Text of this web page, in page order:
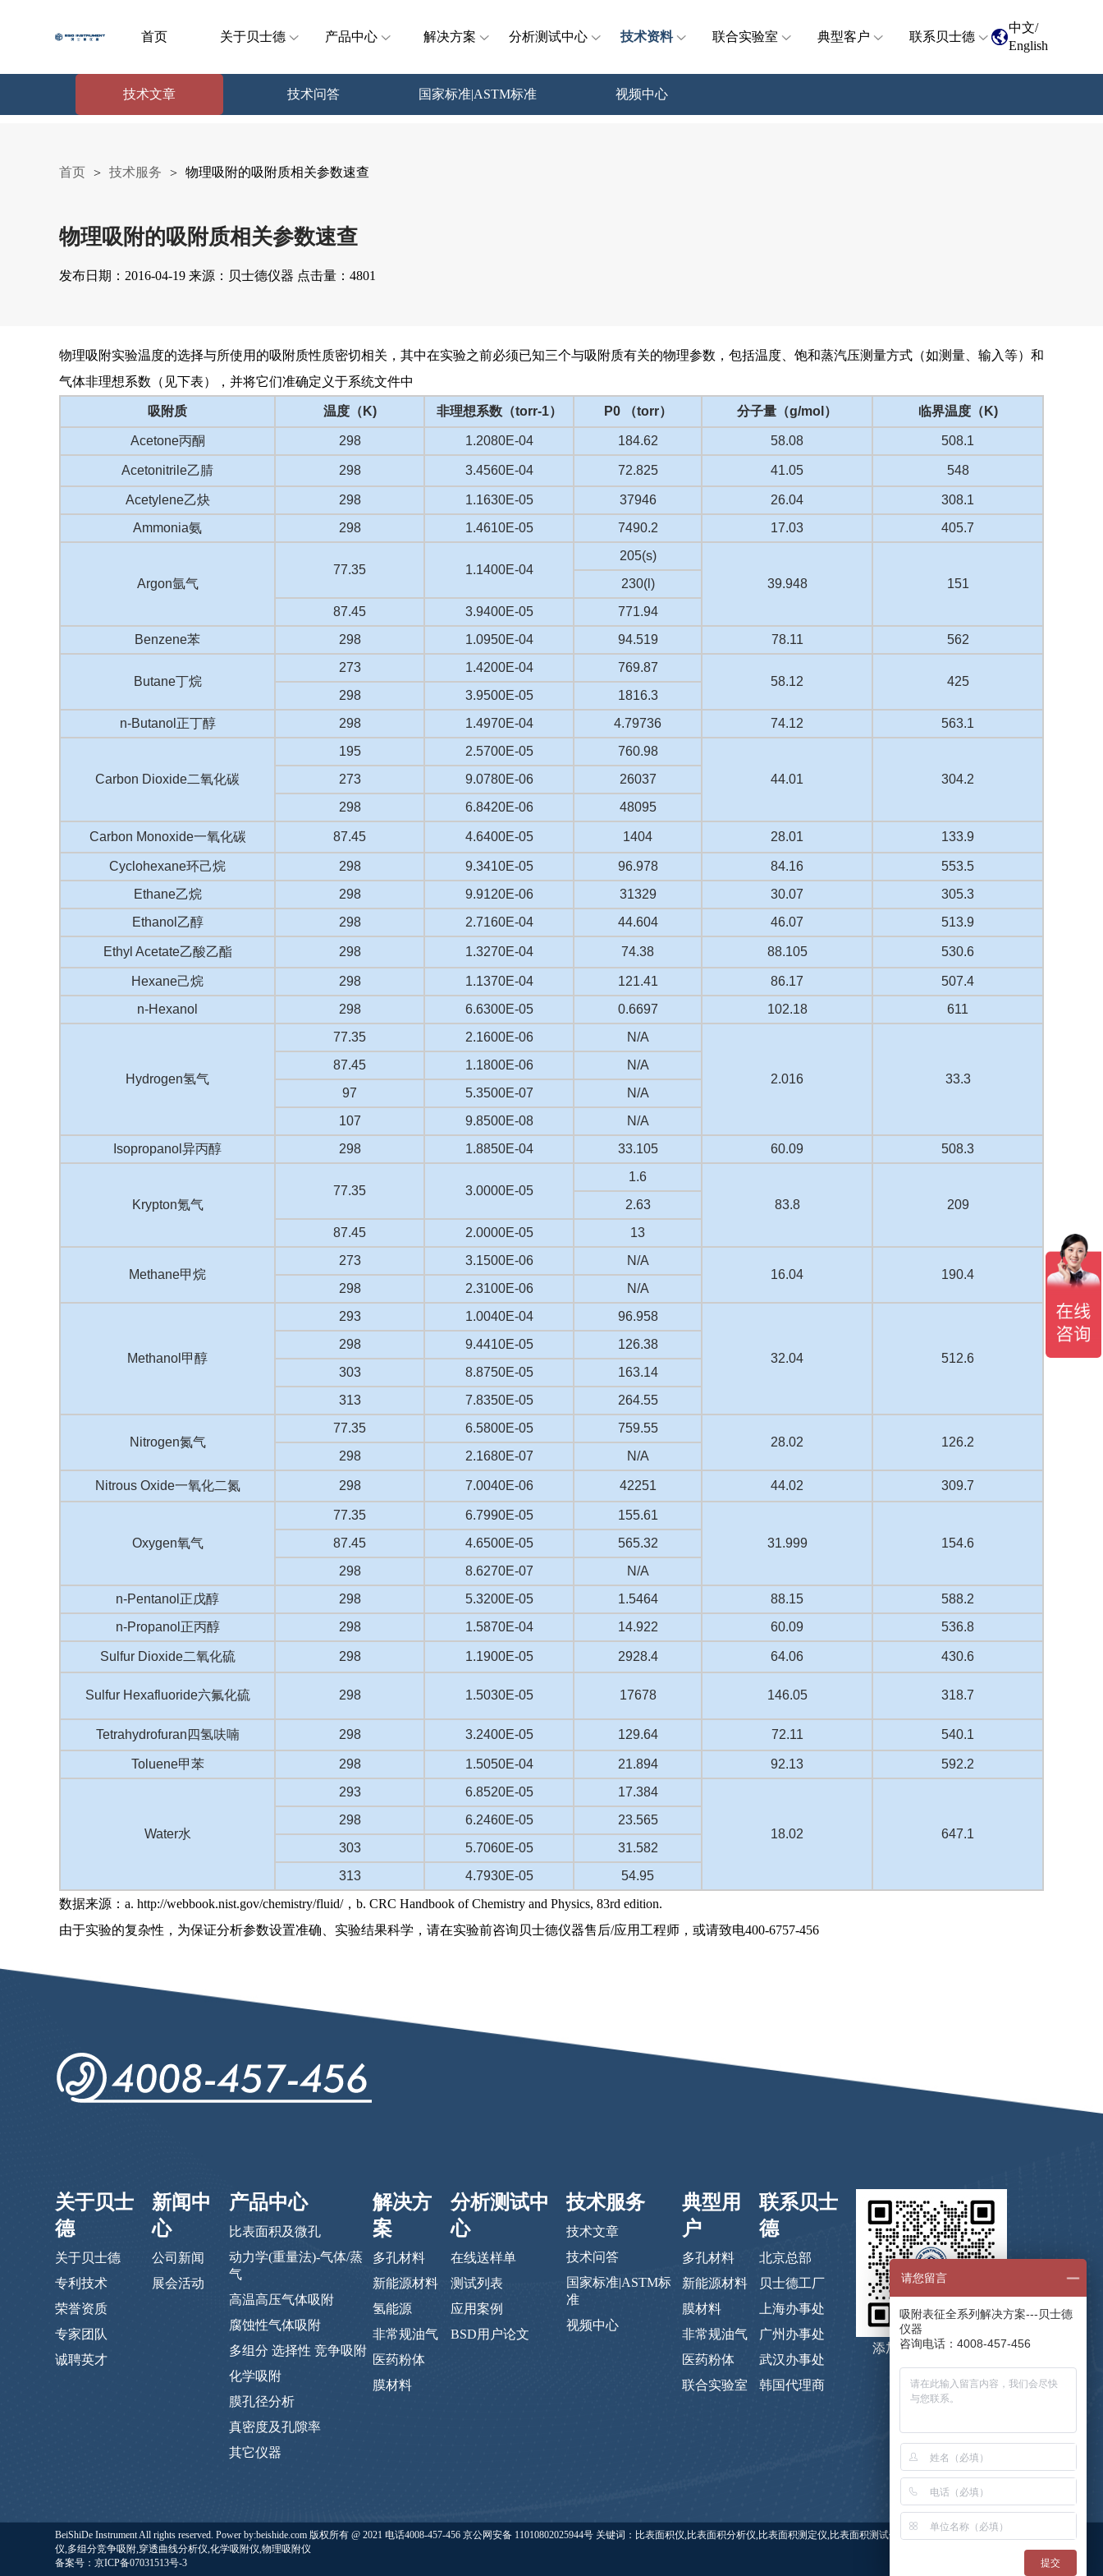
首页 关于贝士德 产品中心 解决方案 分析测试中心 技术资料 联合实验室 典型客户 联系贝士德
中文/
English
技术文章 技术问答 国家标准|ASTM标准 视频中心
首页 > 技术服务 > 物理吸附的吸附质相关参数速查
物理吸附的吸附质相关参数速查
发布日期：2016-04-19 来源：贝士德仪器 点击量：4801
物理吸附实验温度的选择与所使用的吸附质性质密切相关，其中在实验之前必须已知三个与吸附质有关的物理参数，包括温度、饱和蒸汽压测量方式（如测量、输入等）和
气体非理想系数（见下表），并将它们准确定义于系统文件中
吸附质 温度（K) 非理想系数（torr-1） P0 （torr） 分子量（g/mol） 临界温度（K)
Acetone丙酮 298 1.2080E-04 184.62 58.08 508.1
Acetonitrile乙腈 298 3.4560E-04 72.825 41.05 548
Acetylene乙炔 298 1.1630E-05 37946 26.04
308.1
Ammonia氨
298 1.4610E-05 7490.2 17.03 405.7
Argon氩气
77.35 1.1400E-04
205(s)
39.948
151
230(l)
87.45
3.9400E-05
771.94
Benzene苯
298 1.0950E-04 94.519 78.11 562
Butane丁烷
273 1.4200E-04
769.87
58.12
425
298
3.9500E-05
1816.3
n-Butanol正丁醇
298 1.4970E-04 4.79736 74.12 563.1
Carbon Dioxide二氧化碳
195 2.5700E-05
760.98
44.01
304.2
273 9.0780E-06
26037
298
6.8420E-06 48095
Carbon Monoxide一氧化碳 87.45 4.6400E-05 1404 28.01 133.9
Cyclohexane环己烷 298 9.3410E-05 96.978 84.16
553.5
Ethane乙烷
298 9.9120E-06 31329 30.07
305.3
Ethanol乙醇
298 2.7160E-04 44.604 46.07 513.9
Ethyl Acetate乙酸乙酯 298 1.3270E-04 74.38 88.105 530.6
Hexane己烷 298 1.1370E-04 121.41 86.17
507.4
n-Hexanol
298 6.6300E-05 0.6697 102.18 611
Hydrogen氢气
77.35 2.1600E-06 N/A
2.016 33.3
87.45 1.1800E-06
N/A
97
5.3500E-07
N/A
107
9.8500E-08
N/A
Isopropanol异丙醇
298 1.8850E-04 33.105 60.09 508.3
Krypton氪气
77.35 3.0000E-05
1.6
83.8
209
2.63
87.45
2.0000E-05 13
Methane甲烷
273 3.1500E-06
N/A
16.04
190.4
298
2.3100E-06 N/A
Methanol甲醇
293 1.0040E-04 96.958
32.04 512.6
298 9.4410E-05
126.38
303
8.8750E-05
163.14
313
7.8350E-05 264.55
Nitrogen氮气
77.35 6.5800E-05
759.55
28.02
126.2
298
2.1680E-07 N/A
Nitrous Oxide一氧化二氮 298 7.0040E-06 42251 44.02 309.7
Oxygen氧气
77.35 6.7990E-05
155.61
31.999
154.6
87.45 4.6500E-05
565.32
298
8.6270E-07
N/A
n-Pentanol正戊醇
298 5.3200E-05 1.5464 88.15
588.2
n-Propanol正丙醇
298 1.5870E-04 14.922 60.09 536.8
Sulfur Dioxide二氧化硫 298 1.1900E-05 2928.4 64.06 430.6
Sulfur Hexafluoride六氟化硫 298 1.5030E-05 17678 146.05 318.7
Tetrahydrofuran四氢呋喃 298 3.2400E-05 129.64 72.11 540.1
Toluene甲苯 298 1.5050E-04 21.894 92.13 592.2
Water水
293 6.8520E-05 17.384
18.02 647.1
298 6.2460E-05
23.565
303
5.7060E-05
31.582
313
4.7930E-05
54.95
数据来源：a. http://webbook.nist.gov/chemistry/fluid/，b. CRC Handbook of Chemistry and Physics, 83rd edition.
由于实验的复杂性，为保证分析参数设置准确、实验结果科学，请在实验前咨询贝士德仪器售后/应用工程师，或请致电400-6757-456
关于贝士
德
关于贝士德
专利技术
荣誉资质
专家团队
诚聘英才
新闻中
心
公司新闻
展会活动
产品中心
比表面积及微孔
动力学(重量法)-气体/蒸
气
高温高压气体吸附
腐蚀性气体吸附
多组分 选择性 竞争吸附
化学吸附
膜孔径分析
真密度及孔隙率
其它仪器
解决方
案
多孔材料
新能源材料
氢能源
非常规油气
医药粉体
膜材料
分析测试中
心
在线送样单
测试列表
应用案例
BSD用户论文
技术服务
技术文章
技术问答
国家标准|ASTM标
准
视频中心
典型用
户
多孔材料
新能源材料
膜材料
非常规油气
医药粉体
联合实验室
联系贝士
德
北京总部
贝士德工厂
上海办事处
广州办事处
武汉办事处
韩国代理商
添加微信，码上咨询
BeiShiDe Instrument All rights reserved. Power by:beishide.com 版权所有 @ 2021 电话4008-457-456 京公网安备 11010802025944号 关键词：比表面积仪,比表面积分析仪,比表面积测定仪,比表面积测试仪,贝士德仪器,蒸气吸附仪,高压吸附
仪,多组分竞争吸附,穿透曲线分析仪,化学吸附仪,物理吸附仪
备案号：京ICP备07031513号-3
请您留言
吸附表征全系列解决方案---贝士德
仪器
咨询电话：4008-457-456
提交